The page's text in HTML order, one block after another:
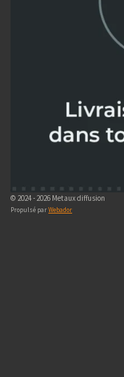
© 2024 - 2026 Metaux diffusion
Propulsé parWebador